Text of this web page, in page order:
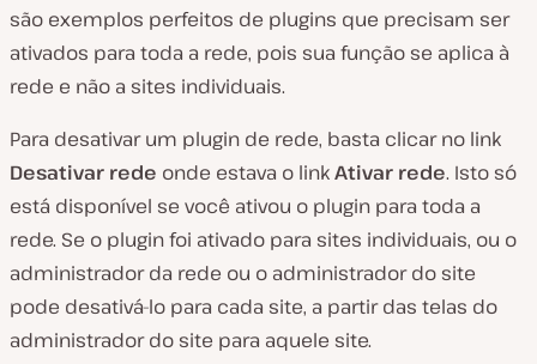
são exemplos perfeitos de plugins que precisam ser
ativados para toda a rede, pois sua função se aplica à
rede e não a sites individuais.
Para desativar um plugin de rede, basta clicar no link
Desativar rede onde estava o linkAtivar rede. Isto só
está disponível se você ativou o plugin para toda a
rede. Se o plugin foi ativado para sites individuais, ou o
administrador da rede ou o administrador do site
pode desativá-lo para cada site, a partir das telas do
administrador do site para aquele site.